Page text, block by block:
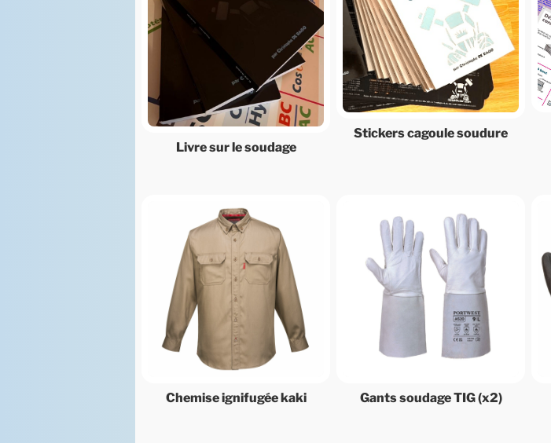
Livre sur le soudage
Stickers cagoule soudure
Chemise ignifugée kaki Gants soudage TIG (x2)